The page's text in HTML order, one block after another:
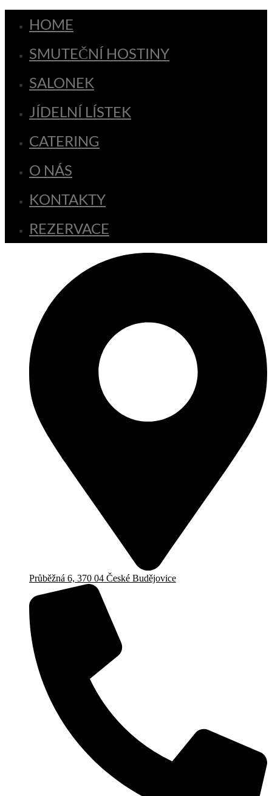
HOME
SMUTEČNÍ HOSTINY
SALONEK
JÍDELNÍ LÍSTEK
CATERING
O NÁS
KONTAKTY
REZERVACE
Průběžná 6, 370 04 České Budějovice